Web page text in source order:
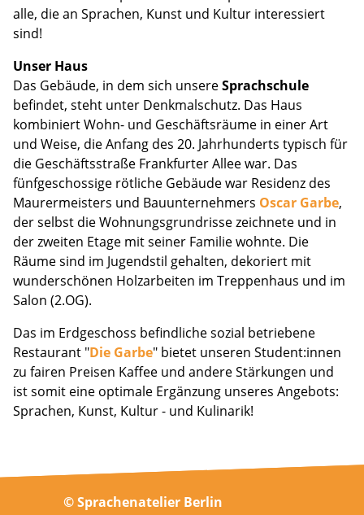
alle, die an Sprachen, Kunst und Kultur interessiert
sind!
Unser Haus
Das Gebäude, in dem sich unsereSprachschule
befindet, steht unter Denkmalschutz. Das Haus
kombiniert Wohn- und Geschäftsräume in einer Art
und Weise, die Anfang des 20. Jahrhunderts typisch für
die Geschäftsstraße Frankfurter Allee war. Das
fünfgeschossige rötliche Gebäude war Residenz des
Maurermeisters und Bauunternehmers Oscar Garbe,
der selbst die Wohnungsgrundrisse zeichnete und in
der zweiten Etage mit seiner Familie wohnte. Die
Räume sind im Jugendstil gehalten, dekoriert mit
wunderschönen Holzarbeiten im Treppenhaus und im
Salon (2.OG).
Das im Erdgeschoss befindliche sozial betriebene
Restaurant "Die Garbe" bietet unseren Student:innen
zu fairen Preisen Kaffee und andere Stärkungen und
ist somit eine optimale Ergänzung unseres Angebots:
Sprachen, Kunst, Kultur - und Kulinarik!
© Sprachenatelier Berlin